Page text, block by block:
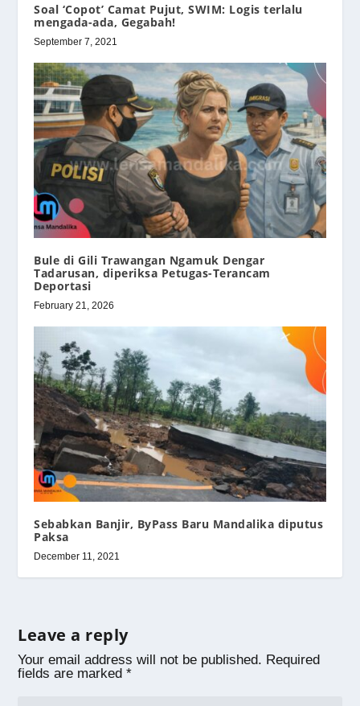
Soal ‘Copot’ Camat Pujut, SWIM: Logis terlalu
mengada-ada, Gegabah!
September 7, 2021
Bule di Gili Trawangan Ngamuk Dengar
Tadarusan, diperiksa Petugas-Terancam
Deportasi
February 21, 2026
Sebabkan Banjir, ByPass Baru Mandalika diputus
Paksa
December 11, 2021
Leave a reply
Your email address will not be published. Required
fields are marked*